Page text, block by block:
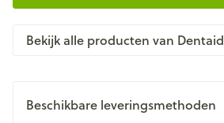
Bekijk alle producten van Dentaid
Beschikbare leveringsmethoden